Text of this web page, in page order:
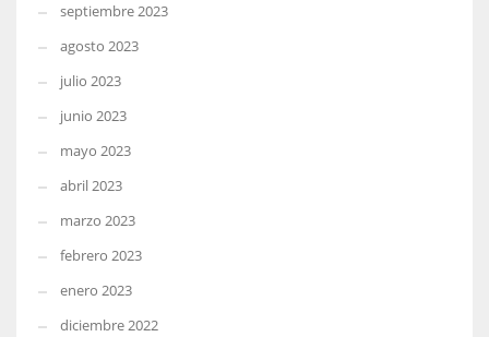
septiembre 2023
agosto 2023
julio 2023
junio 2023
mayo 2023
abril 2023
marzo 2023
febrero 2023
enero 2023
diciembre 2022